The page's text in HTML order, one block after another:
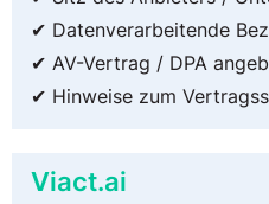
✔ Datenverarbeitende
✔ AV-Vertrag / DPA
✔ Hinweise zum
Viact.ai